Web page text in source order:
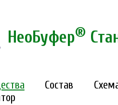
НеоБуфер®
Состав